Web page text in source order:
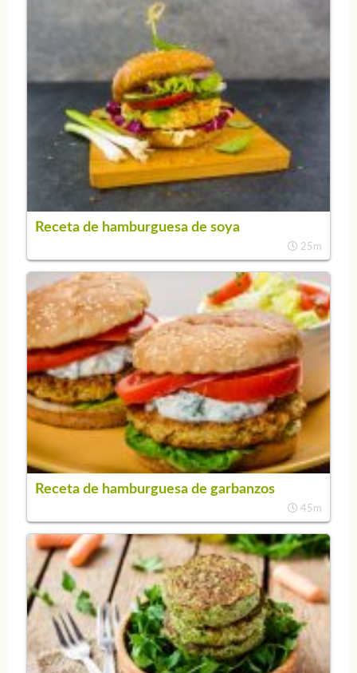
Receta de hamburguesa de soya
25m
Receta de hamburguesa de garbanzos
45m